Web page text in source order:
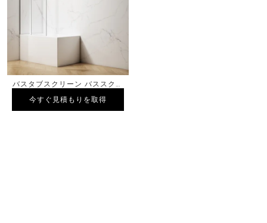
バスタブスクリーン バススクリ
今すぐ見積もりを取得